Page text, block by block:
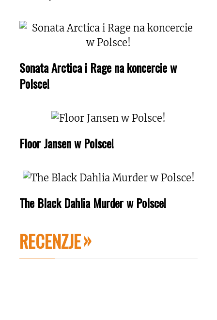
Sonata Arctica i Rage na koncercie w
Polsce!
Floor Jansen w Polsce!
The Black Dahlia Murder w Polsce!
RECENZJE